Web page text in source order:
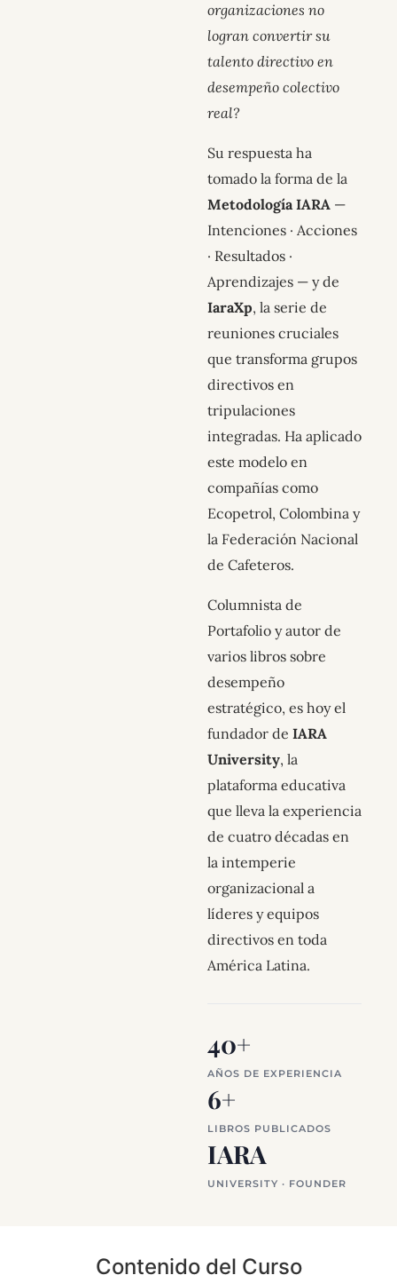
organizaciones no
logran convertir su
talento directivo en
desempeño colectivo
real?
Su respuesta ha
tomado la forma de la
Metodología IARA —
Intenciones · Acciones
· Resultados ·
Aprendizajes — y de
IaraXp, la serie de
reuniones cruciales
que transforma grupos
directivos en
tripulaciones
integradas. Ha aplicado
este modelo en
compañías como
Ecopetrol, Colombina y
la Federación Nacional
de Cafeteros.
Columnista de
Portafolio y autor de
varios libros sobre
desempeño
estratégico, es hoy el
fundador de IARA
University, la
plataforma educativa
que lleva la experiencia
de cuatro décadas en
la intemperie
organizacional a
líderes y equipos
directivos en toda
América Latina.
40+
AÑOS DE EXPERIENCIA
6+
LIBROS PUBLICADOS
IARA
UNIVERSITY · FOUNDER
Contenido del Curso